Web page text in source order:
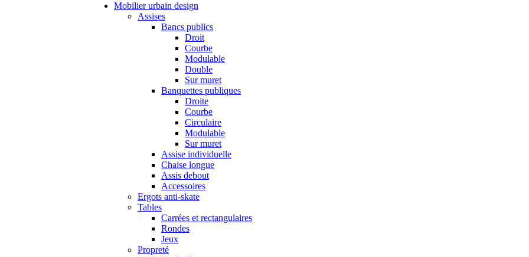
Mobilier urbain design
Assises
Bancs publics
Droit
Courbe
Modulable
Double
Sur muret
Banquettes publiques
Droite
Courbe
Circulaire
Modulable
Sur muret
Assise individuelle
Chaise longue
Assis debout
Accessoires
Ergots anti-skate
Tables
Carrées et rectangulaires
Rondes
Jeux
Propreté